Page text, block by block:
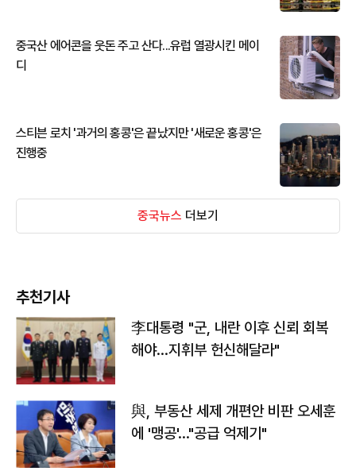
중국산 에어콘을 웃돈 주고 산다...유럽 열광시킨 메이
디
스티븐 로치 '과거의 홍콩'은 끝났지만 '새로운 홍콩'은
진행중
중국뉴스 더보기
추천기사
李대통령 "군, 내란 이후 신뢰 회복
해야…지휘부 헌신해달라"
與, 부동산 세제 개편안 비판 오세훈
에 '맹공'…"공급 억제기"